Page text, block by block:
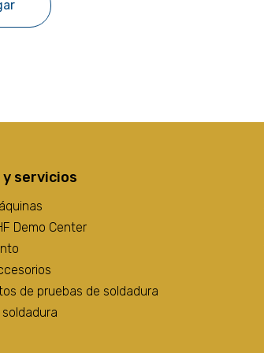
servicios
Demo Center
de pruebas de soldadura